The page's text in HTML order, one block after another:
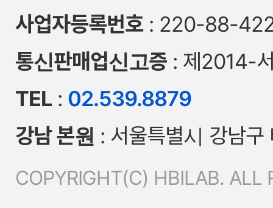
사업자등록번호: 220-88-
통신판매업신고증: 제2014-
TEL: 02.539.8879
강남 본원 : 서울특별시 강남
COPYRIGHT(C) HBILAB. ALL